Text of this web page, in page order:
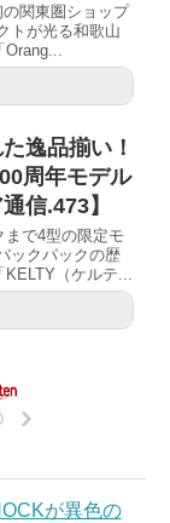
関東圏ショップ
トが光る和歌山
逸品揃い！
周年モデル
信.473】
で4型の限定モ
ックパックの歴
（ケルテ...
が異色の